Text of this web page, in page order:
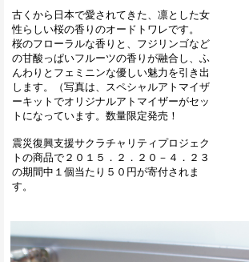
古くから日本で愛されてきた、凛とした女
性らしい桜の香りのオードトワレです。
桜のフローラルな香りと、フジリンゴなど
の甘酸っぱいフルーツの香りが融合し、ふ
んわりとフェミニンな優しい魅力を引き出
します。（写真は、スペシャルアトマイザ
ーキットでオリジナルアトマイザーがセッ
トになっています。数量限定発売！
震災復興支援サクラチャリティプロジェク
トの商品で２０１５．２．２０－４．２３
の期間中１個当たり５０円が寄付されま
す。